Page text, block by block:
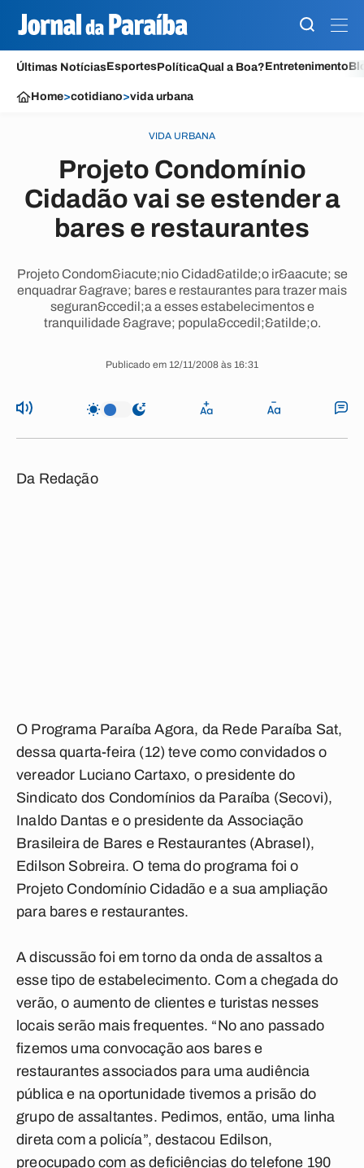
Últimas NotíciasEsportesPolíticaQual a Boa?Entretenimento
Home>cotidiano>vida urbana
VIDA URBANA
Projeto Condomínio
Cidadão vai se estender a
bares e restaurantes
Projeto Condom&iacute;nio Cidad&atilde;o ir&aacute; se
enquadrar &agrave; bares e restaurantes para trazer mais
seguran&ccedil;a a esses estabelecimentos e
tranquilidade &agrave; popula&ccedil;&atilde;o.
Publicado em 12/11/2008 às 16:31
Da Redação
O Programa Paraíba Agora, da Rede Paraíba Sat,
dessa quarta-feira (12) teve como convidados o
vereador Luciano Cartaxo, o presidente do
Sindicato dos Condomínios da Paraíba (Secovi),
Inaldo Dantas e o presidente da Associação
Brasileira de Bares e Restaurantes (Abrasel),
Edilson Sobreira. O tema do programa foi o
Projeto Condomínio Cidadão e a sua ampliação
para bares e restaurantes.
A discussão foi em torno da onda de assaltos a
esse tipo de estabelecimento. Com a chegada do
verão, o aumento de clientes e turistas nesses
locais serão mais frequentes. “No ano passado
fizemos uma convocação aos bares e
restaurantes associados para uma audiência
pública e na oportunidade tivemos a prisão do
grupo de assaltantes. Pedimos, então, uma linha
direta com a policía”, destacou Edilson,
preocupado com as deficiências do telefone 190